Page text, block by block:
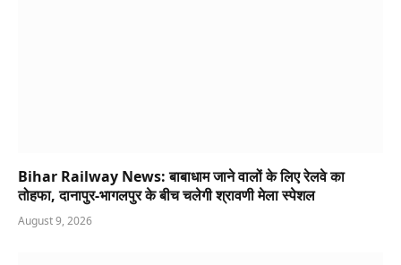
Bihar Railway News: बाबाधाम जाने वालों के लिए रेलवे का
तोहफा, दानापुर-भागलपुर के बीच चलेगी श्रावणी मेला स्पेशल
August 9, 2026